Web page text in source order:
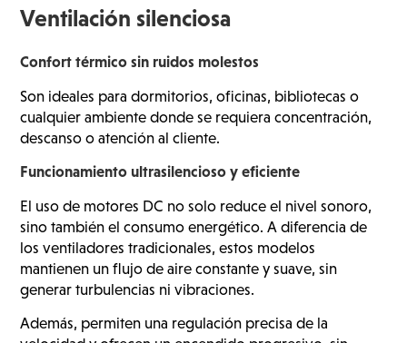
Ventilación silenciosa
Confort térmico sin ruidos molestos
Son ideales para dormitorios, oficinas, bibliotecas o
cualquier ambiente donde se requiera concentración,
descanso o atención al cliente.
Funcionamiento ultrasilencioso y eficiente
El uso de motores DC no solo reduce el nivel sonoro,
sino también el consumo energético. A diferencia de
los ventiladores tradicionales, estos modelos
mantienen un flujo de aire constante y suave, sin
generar turbulencias ni vibraciones.
Además, permiten una regulación precisa de la